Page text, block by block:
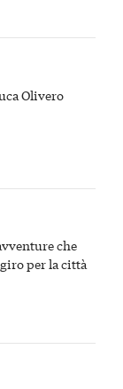
Olivero
che
per la città